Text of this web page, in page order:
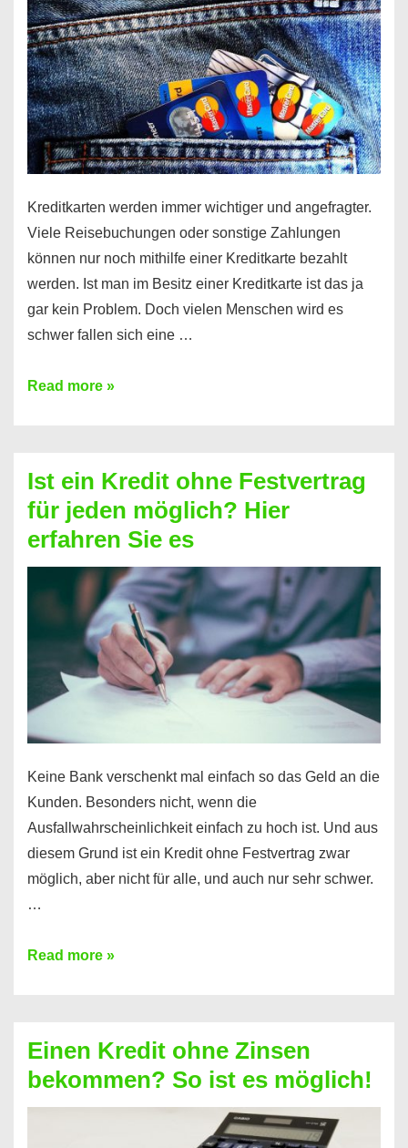
Kreditkarten werden immer wichtiger und angefragter.
Viele Reisebuchungen oder sonstige Zahlungen
können nur noch mithilfe einer Kreditkarte bezahlt
werden. Ist man im Besitz einer Kreditkarte ist das ja
gar kein Problem. Doch vielen Menschen wird es
schwer fallen sich eine …
Kreditkarte
Prepaid
ist
nicht
nur
für
Handy
möglich!
Read more »
Ist ein Kredit ohne Festvertrag
für jeden möglich? Hier
erfahren Sie es
Keine Bank verschenkt mal einfach so das Geld an die
Kunden. Besonders nicht, wenn die
Ausfallwahrscheinlichkeit einfach zu hoch ist. Und aus
diesem Grund ist ein Kredit ohne Festvertrag zwar
möglich, aber nicht für alle, und auch nur sehr schwer.
…
Ist
Festvertrag
für
jeden
Read more »
Einen Kredit ohne Zinsen
bekommen? So ist es möglich!